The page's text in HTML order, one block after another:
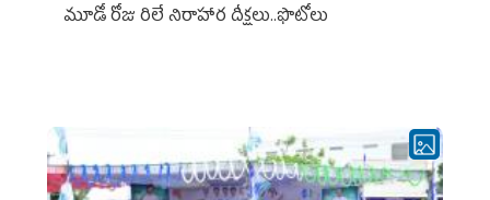
మూడో రోజు రిలే నిరాహార దీక్షలు..ఫొటోలు